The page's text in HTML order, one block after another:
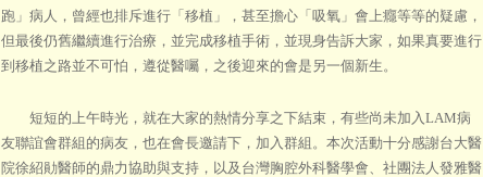
跑」病人，曾經也排斥進行「移植」，甚至擔心「吸氧」會上癮等等的疑慮，
但最後仍舊繼續進行治療，並完成移植手術，並現身告訴大家，如果真要進行
到移植之路並不可怕，遵從醫囑，之後迎來的會是另一個新生。
短短的上午時光，就在大家的熱情分享之下結束，有些尚未加入LAM病
友聯誼會群組的病友，也在會長邀請下，加入群組。本次活動十分感謝台大醫
院徐紹勛醫師的鼎力協助與支持，以及台灣胸腔外科醫學會、社團法人發雅醫